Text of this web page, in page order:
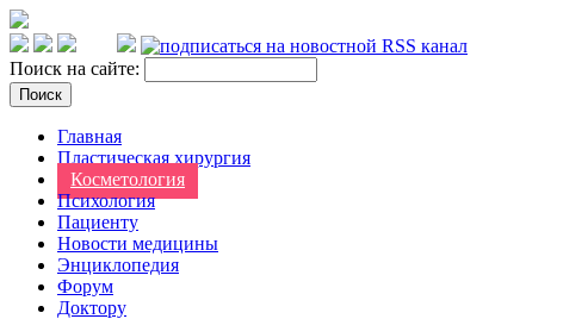
Поиск на сайте:
Главная
Пластическая хирургия
Косметология
Психология
Пациенту
Новости медицины
Энциклопедия
Форум
Доктору